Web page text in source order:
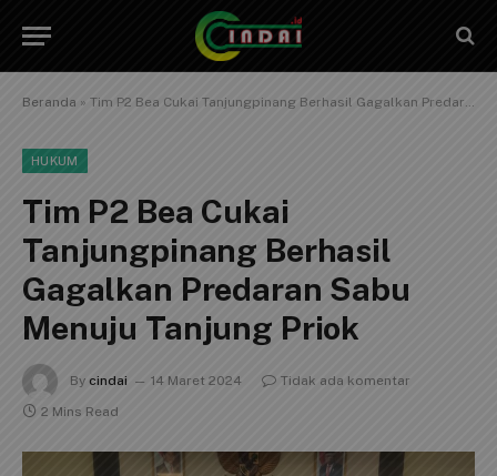
Beranda » Tim P2 Bea Cukai Tanjungpinang Berhasil Gagalkan Predaran Sabu Menuju Tanjung Priok
HUKUM
Tim P2 Bea Cukai
Tanjungpinang Berhasil
Gagalkan Predaran Sabu
Menuju Tanjung Priok
By cindai 14 Maret 2024
Tidak ada komentar
2 Mins Read